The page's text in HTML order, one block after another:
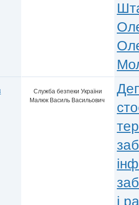
Служба безпеки України
Малюк Василь Васильович
і